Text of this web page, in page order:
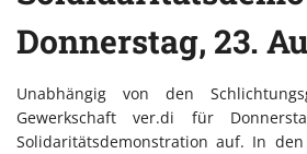
Donnerstag, 23.
Unabhängig von den
Gewerkschaft ver.di für
Solidaritätsdemonstration auf. In den